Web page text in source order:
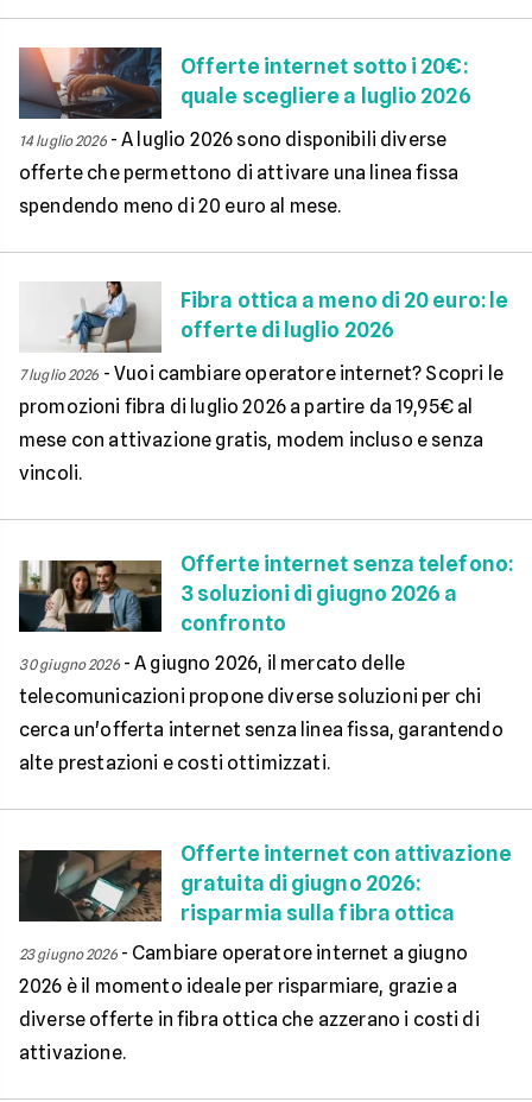
Offerte internet sotto i 20€:
quale scegliere a luglio 2026
14 luglio 2026-A luglio 2026 sono disponibili diverse
offerte che permettono di attivare una linea fissa
spendendo meno di 20 euro al mese.
Fibra ottica a meno di 20 euro: le
offerte di luglio 2026
7 luglio 2026 -Vuoi cambiare operatore internet? Scopri le
promozioni fibra di luglio 2026 a partire da 19,95€ al
mese con attivazione gratis, modem incluso e senza
vincoli.
Offerte internet senza telefono:
3 soluzioni di giugno 2026 a
confronto
30 giugno 2026-A giugno 2026, il mercato delle
telecomunicazioni propone diverse soluzioni per chi
cerca un'offerta internet senza linea fissa, garantendo
alte prestazioni e costi ottimizzati.
Offerte internet con attivazione
gratuita di giugno 2026:
risparmia sulla fibra ottica
23 giugno 2026- Cambiare operatore internet a giugno
2026 è il momento ideale per risparmiare, grazie a
diverse offerte in fibra ottica che azzerano i costi di
attivazione.